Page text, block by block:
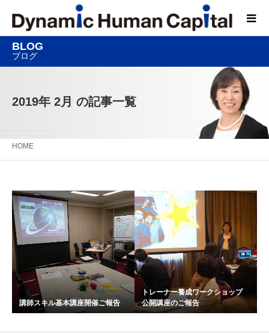
BLOG
ブログ
2019年 2月 の記事一覧
HOME
講師スキル基本講座開催ご報告
トレーナー養成ワークショップ
公開講座のご報告